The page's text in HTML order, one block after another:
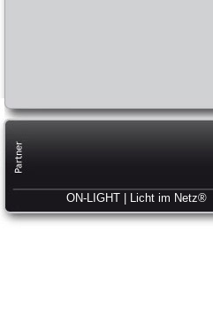
ON-LIGHT | Licht im Netz®